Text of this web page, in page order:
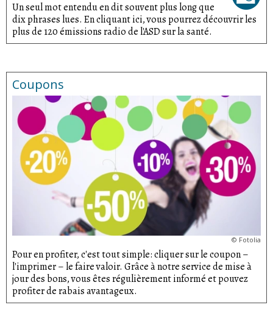
Un seul mot entendu en dit souvent plus long que
dix phrases lues. En cliquant ici, vous pourrez découvrir les
plus de 120 émissions radio de l'ASD sur la santé.
Coupons
© Fotolia
Pour en profiter, c'est tout simple: cliquer sur le coupon –
l'imprimer – le faire valoir. Grâce à notre service de mise à
jour des bons, vous êtes régulièrement informé et pouvez
profiter de rabais avantageux.